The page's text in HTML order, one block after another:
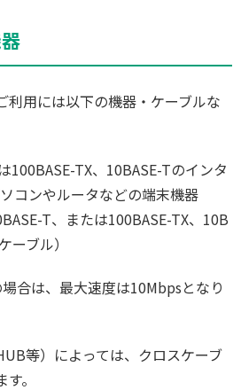
利用には以下の機器・ケーブルな
100BASE-TX、10BASE-Tのインタ
コンやルータなどの端末機器
T、または100BASE-TX、10B
ーブル）
合は、最大速度は10Mbpsとなり
等）によっては、クロスケーブ
。